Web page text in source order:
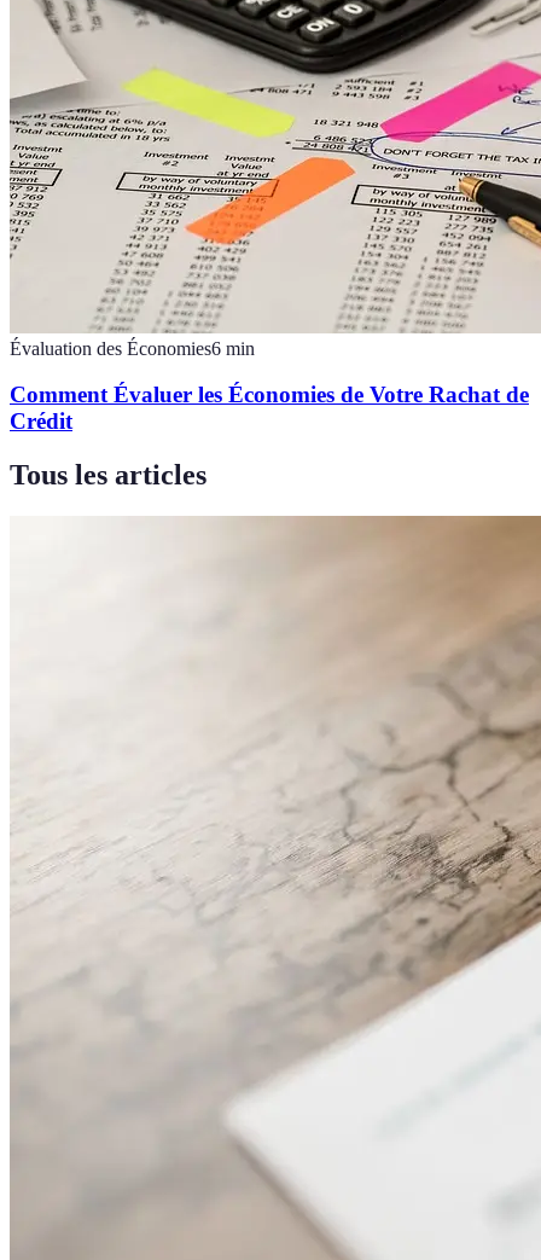
Évaluation des Économies6 min
Comment Évaluer les Économies de Votre Rachat de
Crédit
Tous les articles